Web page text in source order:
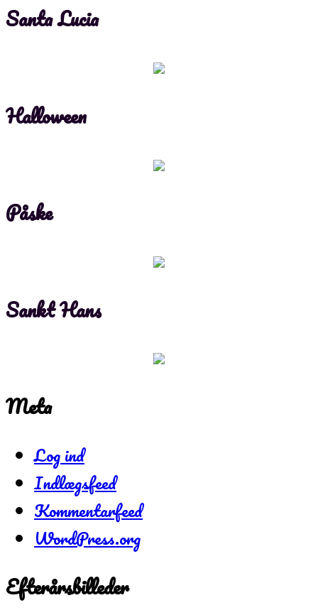
Santa Lucia
Halloween
Påske
Sankt Hans
Meta
Log ind
Indlægsfeed
Kommentarfeed
WordPress.org
Efterårsbilleder